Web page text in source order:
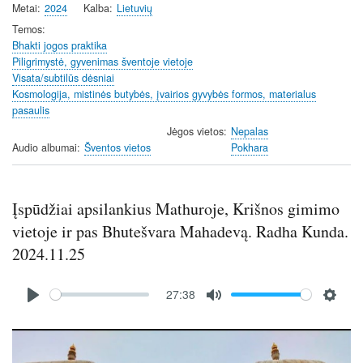
Metai 2024 Kalba
Lietuvių
Temos
Bhakti jogos praktika
Piligrimystė, gyvenimas šventoje vietoje
Visata/subtilūs dėsniai
Kosmologija, mistinės butybės, įvairios gyvybės formos, materialus
pasaulis
Audio albumai Šventos vietos
Jėgos vietos Nepalas
Pokhara
Įspūdžiai apsilankius Mathuroje, Krišnos gimimo
vietoje ir pas Bhutešvara Mahadevą. Radha Kunda.
2024.11.25
l
27:38
u
e